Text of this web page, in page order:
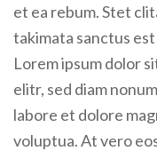
et ea rebum. Stet
takimata sanctus
Lorem ipsum dolor
elitr, sed diam
labore et dolore
voluptua. At vero